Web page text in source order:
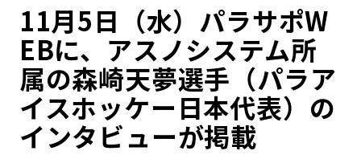
11月5日（水）パラサポW
EBに、アスノシステム所
属の森崎天夢選手（パラア
イスホッケー日本代表）の
インタビューが掲載